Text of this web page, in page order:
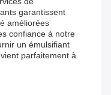
garantissent
améliorées
confiance à notre
un émulsifiant
parfaitement à